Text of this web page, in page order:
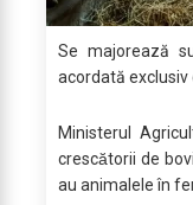
Se majorează
acordată exclusiv
Ministerul
crescătorii de
au animalele în